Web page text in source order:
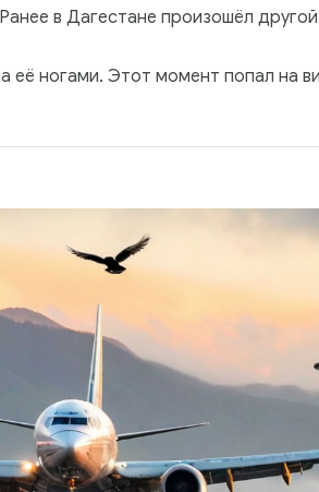
в Дагестане произошёл
её ногами. Этот момент попал на